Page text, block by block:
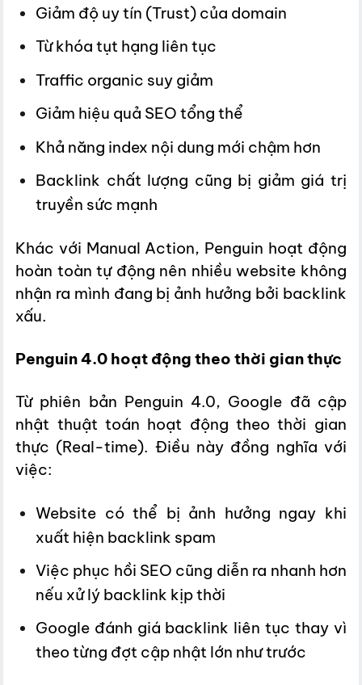
Giảm độ uy tín (Trust) của domain
Từ khóa tụt hạng liên tục
Traffic organic suy giảm
Giảm hiệu quả SEO tổng thể
Khả năng index nội dung mới chậm hơn
Backlink chất lượng cũng bị giảm giá trị
truyền sức mạnh
Khác với Manual Action, Penguin hoạt động
hoàn toàn tự động nên nhiều website không
nhận ra mình đang bị ảnh hưởng bởi backlink
xấu.
Penguin 4.0 hoạt động theo thời gian thực
Từ phiên bản Penguin 4.0, Google đã cập
nhật thuật toán hoạt động theo thời gian
thực (Real-time). Điều này đồng nghĩa với
việc:
Website có thể bị ảnh hưởng ngay khi
xuất hiện backlink spam
Việc phục hồi SEO cũng diễn ra nhanh hơn
nếu xử lý backlink kịp thời
Google đánh giá backlink liên tục thay vì
theo từng đợt cập nhật lớn như trước